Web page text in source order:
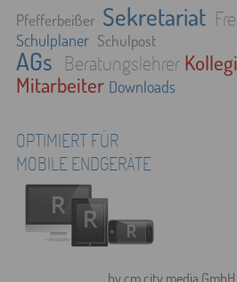
Pfefferbeißer Sekretariat
Schulplaner Schulpost
AGs Beratungslehrer
Mitarbeiter Downloads
OPTIMIERT FÜR
MOBILE ENDGERÄTE
by cm city media GmbH